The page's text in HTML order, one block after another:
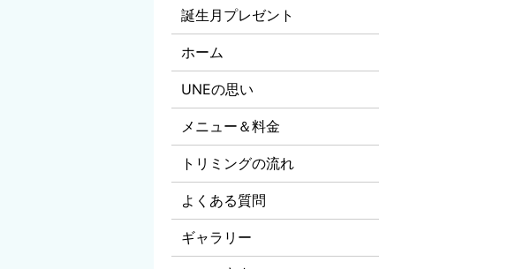
誕生月プレゼント
ホーム
UNEの思い
メニュー＆料金
トリミングの流れ
よくある質問
ギャラリー